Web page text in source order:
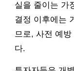
실을 줄이는 가
결정 이후에는
므로, 사전 예방
다.